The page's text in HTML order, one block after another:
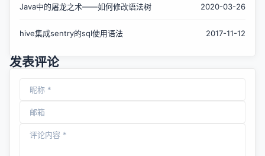
Java中的屠龙之术——如何修改语法树 2020-03-26
hive集成sentry的sql使用语法 2017-11-12
发表评论